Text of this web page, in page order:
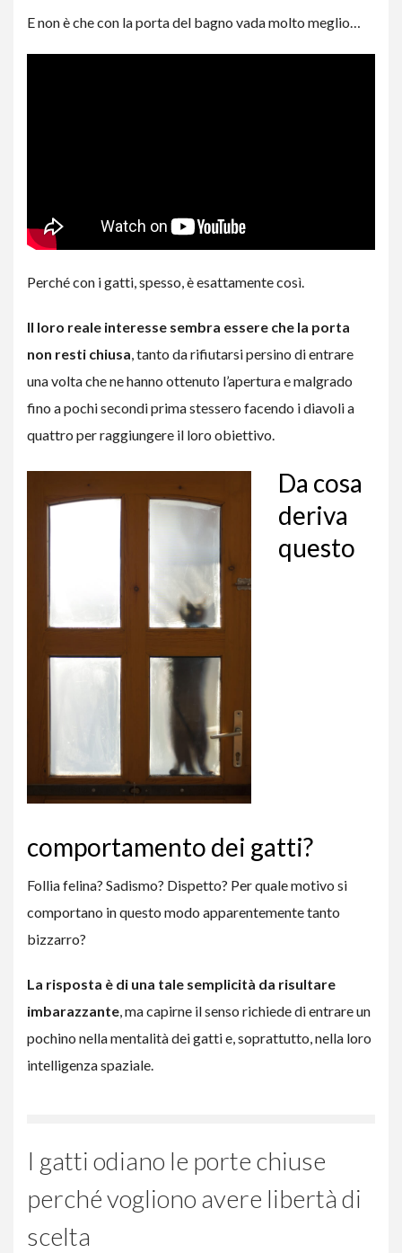
E non è che con la porta del bagno vada molto meglio…
Perché con i gatti, spesso, è esattamente così.
Il loro reale interesse sembra essere che la porta
non resti chiusa , tanto da rifiutarsi persino di entrare
una volta che ne hanno ottenuto l’apertura e malgrado
fino a pochi secondi prima stessero facendo i diavoli a
quattro per raggiungere il loro obiettivo.
Da cosa
deriva
questo
comportamento dei gatti?
Follia felina? Sadismo? Dispetto? Per quale motivo si
comportano in questo modo apparentemente tanto
bizzarro?
La risposta è di una tale semplicità da risultare
imbarazzante, ma capirne il senso richiede di entrare un
pochino nella mentalità dei gatti e, soprattutto, nella loro
intelligenza spaziale.
I gatti odiano le porte chiuse
perché vogliono avere libertà di
scelta